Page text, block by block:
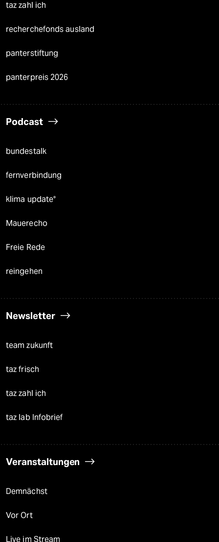
taz zahl ich
recherchefonds ausland
panterstiftung
panterpreis 2026
Podcast
bundestalk
fernverbindung
klima update°
Mauerecho
Freie Rede
reingehen
Newsletter
team zukunft
taz frisch
taz zahl ich
taz lab Infobrief
Veranstaltungen
Demnächst
Vor Ort
Live im Stream